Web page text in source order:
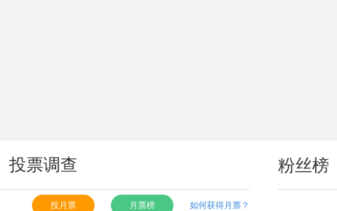
投票调查
投月票 月票榜 如何获得月票？
粉丝榜